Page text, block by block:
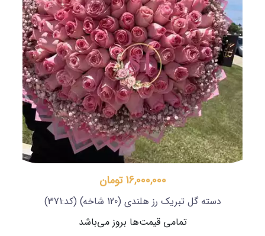
16,000,000 تومان
دسته گل تبریک رز هلندی (120 شاخه)
(کد:371)
تمامی قیمت‌ها بروز می‌باشد